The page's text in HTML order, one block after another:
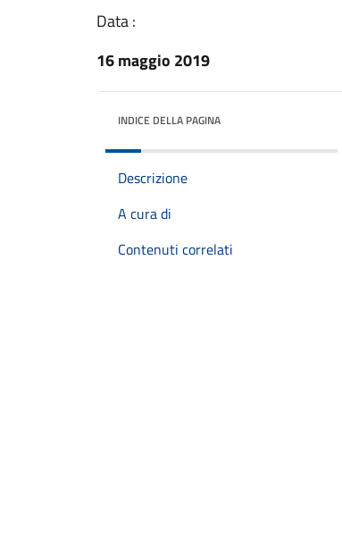
Data :
16 maggio 2019
INDICE DELLA PAGINA
Descrizione
A cura di
Contenuti correlati